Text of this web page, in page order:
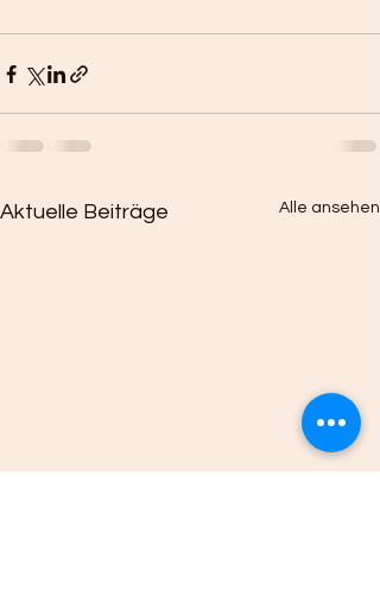
Aktuelle Beiträge Alle ansehen